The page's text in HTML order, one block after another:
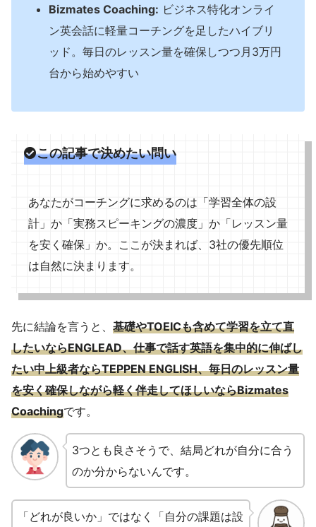
Bizmates Coaching: ビジネス特化オンライ
ン英会話に軽量コーチングを足したハイブリ
ッド。毎日のレッスン量を確保しつつ月3万円
台から始めやすい
この記事で決めたい問い
あなたがコーチングに求めるのは「学習全体の設
計」か「実務スピーキングの濃度」か「レッスン量
を安く確保」か。ここが決まれば、3社の優先順位
は自然に決まります。
先に結論を言うと、 基礎やTOEICも含めて学習を立て直
したいならENGLEAD、仕事で話す英語を集中的に伸ばし
たい中上級者ならTEPPEN ENGLISH、毎日のレッスン量
を安く確保しながら軽く伴走してほしいならBizmates
Coachingです。
3つとも良さそうで、結局どれが自分に合う
のか分からないんです。
「どれが良いか」ではなく「自分の課題は設